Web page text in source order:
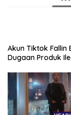
Akun Tiktok Fallin
Dugaan Produk